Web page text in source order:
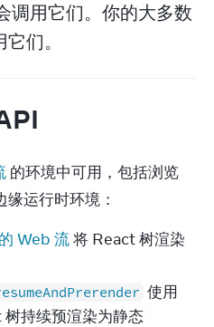
调用它们。你的大多数
们。
的环境中可用，包括浏览
运行时环境：
Web 流将 React 树渲染
使用
持续预渲染为静态